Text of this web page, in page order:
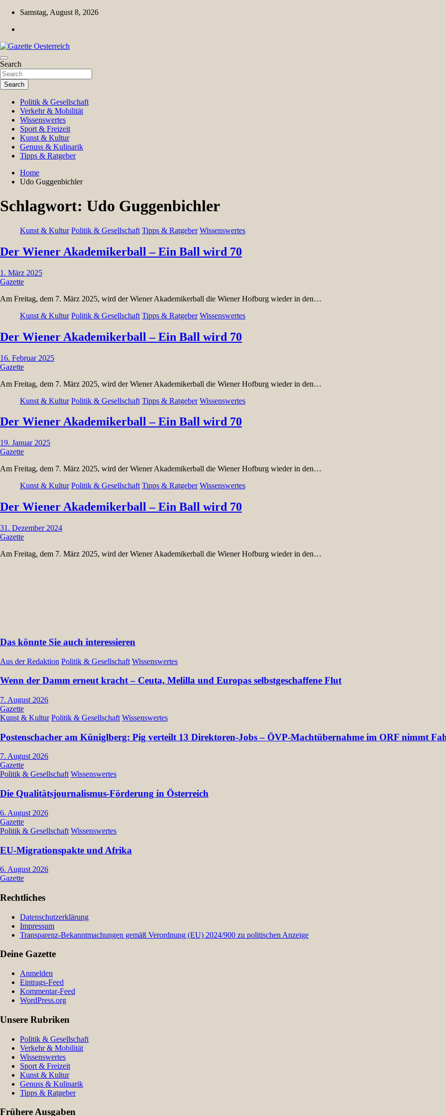
Skip
content
Samstag, August 8, 2026
Gazette Oesterreich
Magazin für Freizeit, Politik, Kultur & Wissenschaft
Search
Search
Politik & Gesellschaft
Verkehr & Mobilität
Wissenswertes
Sport & Freizeit
Kunst & Kultur
Genuss & Kulinarik
Tipps & Ratgeber
Home
Udo Guggenbichler
Schlagwort: Udo Guggenbichler
Kunst & Kultur Politik & Gesellschaft Tipps & Ratgeber Wissenswertes
Der Wiener Akademikerball – Ein Ball wird 70
1. März 2025
Gazette
Am Freitag, dem 7. März 2025, wird der Wiener Akademikerball die Wiener Hofburg wieder in den…
Kunst & Kultur Politik & Gesellschaft Tipps & Ratgeber Wissenswertes
Der Wiener Akademikerball – Ein Ball wird 70
16. Februar 2025
Gazette
Am Freitag, dem 7. März 2025, wird der Wiener Akademikerball die Wiener Hofburg wieder in den…
Kunst & Kultur Politik & Gesellschaft Tipps & Ratgeber Wissenswertes
Der Wiener Akademikerball – Ein Ball wird 70
19. Januar 2025
Gazette
Am Freitag, dem 7. März 2025, wird der Wiener Akademikerball die Wiener Hofburg wieder in den…
Kunst & Kultur Politik & Gesellschaft Tipps & Ratgeber Wissenswertes
Der Wiener Akademikerball – Ein Ball wird 70
31. Dezember 2024
Gazette
Am Freitag, dem 7. März 2025, wird der Wiener Akademikerball die Wiener Hofburg wieder in den…
Das könnte Sie auch interessieren
Aus der Redaktion Politik & Gesellschaft Wissenswertes
Wenn der Damm erneut kracht – Ceuta, Melilla und Europas selbstgeschaffene Flut
7. August 2026
Gazette
Kunst & Kultur Politik & Gesellschaft Wissenswertes
Postenschacher am Küniglberg: Pig verteilt 13 Direktoren-Jobs – ÖVP-Machtübernahme im ORF nimmt
7. August 2026
Gazette
Politik & Gesellschaft Wissenswertes
Die Qualitätsjournalismus-Förderung in Österreich
6. August 2026
Gazette
Politik & Gesellschaft Wissenswertes
EU-Migrationspakte und Afrika
6. August 2026
Gazette
Rechtliches
Datenschutzerklärung
Impressum
Transparenz-Bekanntmachungen gemäß Verordnung (EU) 2024/900 zu politischen Anzeige
Deine Gazette
Anmelden
Eintrags-Feed
Kommentar-Feed
WordPress.org
Unsere Rubriken
Politik & Gesellschaft
Verkehr & Mobilität
Wissenswertes
Sport & Freizeit
Kunst & Kultur
Genuss & Kulinarik
Tipps & Ratgeber
Frühere Ausgaben